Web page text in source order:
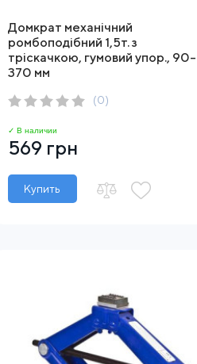
Домкрат механічний
ромбоподібний 1,5т. з
тріскачкою, гумовий упор., 90-
370 мм
(0)
✓ В наличии
569 грн
Купить